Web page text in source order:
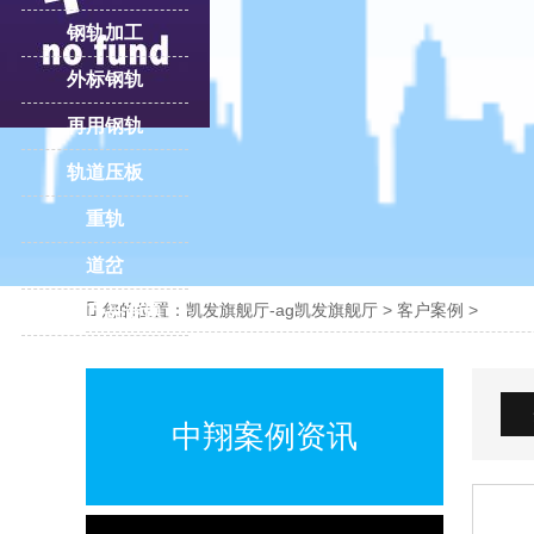
 您的位置： 凯发旗舰厅-ag凯发旗舰厅 > 客户案例 >
中翔案例资讯
钢轨加工
外标钢轨
再用钢轨
轨道压板
重轨
道岔
更多产品专题